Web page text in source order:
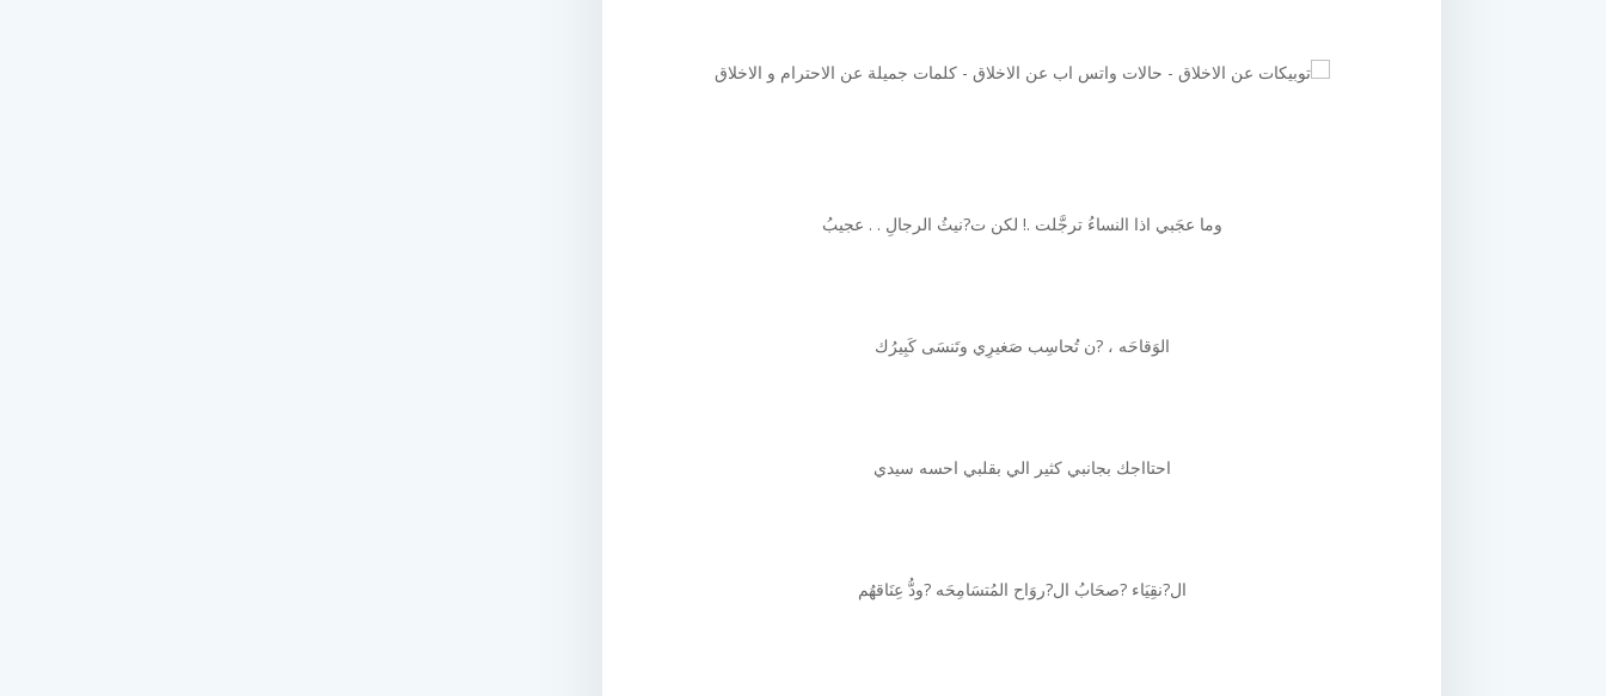
وما عجَبي اذا النساءُ ترجَّلت .! لكن ت?نيثُ الرجالِ . . عجيبُ
الوَقاحَه ، ?ن تُحاسِب صَغيرِي وتَنسَى كَبِيرُك
احتااجك بجانبي كثير الي بقلبي احسه سيدي
ال?نقِيَاء ?صحَابُ ال?روَاح المُتسَامِحَه ?ودُّ عِنَاقهُم